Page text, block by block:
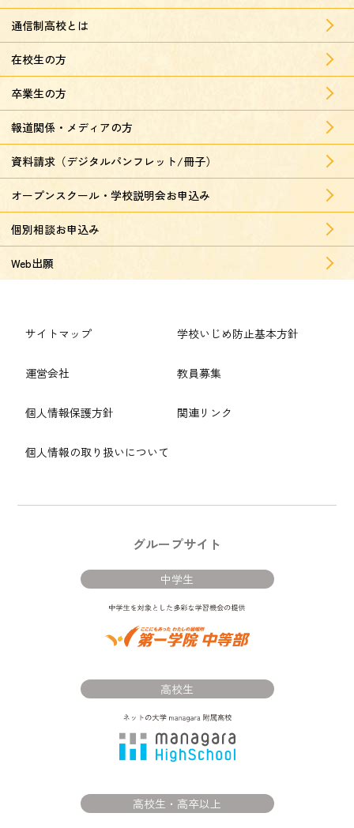
通信制高校とは
在校生の方
卒業生の方
報道関係・メディアの方
資料請求（デジタルパンフレット/冊子）
オープンスクール・学校説明会お申込み
個別相談お申込み
Web出願
サイトマップ
運営会社
個人情報保護方針
個人情報の取り扱いについて
学校いじめ防止基本方針
教員募集
関連リンク
グループサイト
中学生
高校生
高校生・高卒以上